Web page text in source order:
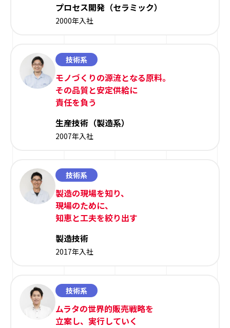
プロセス開発（セラミック）
2000年入社
技術系
モノづくりの源流となる原料。
その品質と安定供給に
責任を負う
生産技術（製造系）
2007年入社
技術系
製造の現場を知り、
現場のために、
知恵と工夫を絞り出す
製造技術
2017年入社
技術系
ムラタの世界的販売戦略を
立案し、実行していく